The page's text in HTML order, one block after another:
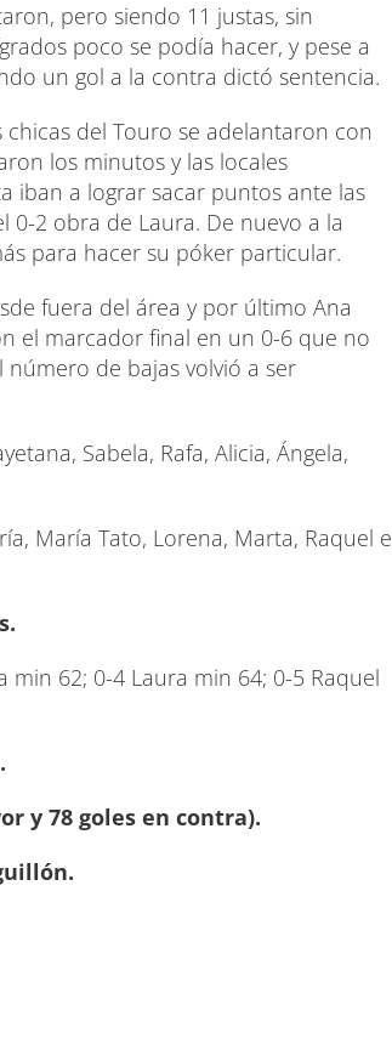
pero siendo 11 justas, sin
poco se podía hacer, y pese a
un gol a la contra dictó sentencia.
del Touro se adelantaron con
los minutos y las locales
iban a lograr sacar puntos ante las
2 obra de Laura. De nuevo a la
para hacer su póker particular.
fuera del área y por último Ana
el marcador final en un 0-6 que no
de bajas volvió a ser
Sabela, Rafa, Alicia, Ángela,
María Tato, Lorena, Marta, Raquel e
min 62; 0-4 Laura min 64; 0-5 Raquel
y 78 goles en contra).